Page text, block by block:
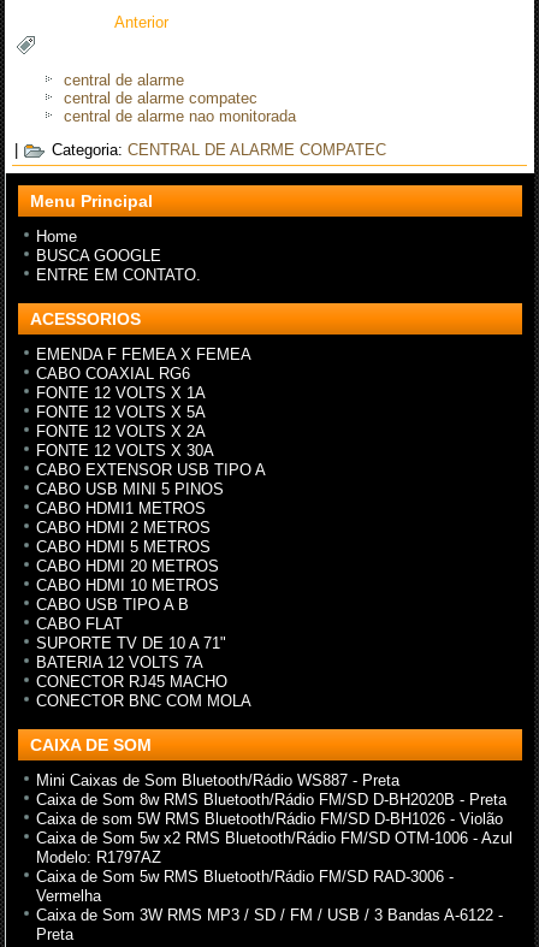
Anterior
central de alarme
central de alarme compatec
central de alarme nao monitorada
Categoria:CENTRAL DE ALARME COMPATEC
Menu Principal
Home
BUSCA GOOGLE
ENTRE EM CONTATO.
ACESSORIOS
EMENDA F FEMEA X FEMEA
CABO COAXIAL RG6
FONTE 12 VOLTS X 1A
FONTE 12 VOLTS X 5A
FONTE 12 VOLTS X 2A
FONTE 12 VOLTS X 30A
CABO EXTENSOR USB TIPO A
CABO USB MINI 5 PINOS
CABO HDMI1 METROS
CABO HDMI 2 METROS
CABO HDMI 5 METROS
CABO HDMI 20 METROS
CABO HDMI 10 METROS
CABO USB TIPO A B
CABO FLAT
SUPORTE TV DE 10 A 71"
BATERIA 12 VOLTS 7A
CONECTOR RJ45 MACHO
CONECTOR BNC COM MOLA
CAIXA DE SOM
Mini Caixas de Som Bluetooth/Rádio WS887 - Preta
Caixa de Som 8w RMS Bluetooth/Rádio FM/SD D-BH2020B - Preta
Caixa de som 5W RMS Bluetooth/Rádio FM/SD D-BH1026 - Violão
Caixa de Som 5w x2 RMS Bluetooth/Rádio FM/SD OTM-1006 - Azul
Modelo: R1797AZ
Caixa de Som 5w RMS Bluetooth/Rádio FM/SD RAD-3006 -
Vermelha
Caixa de Som 3W RMS MP3 / SD / FM / USB / 3 Bandas A-6122 -
Preta